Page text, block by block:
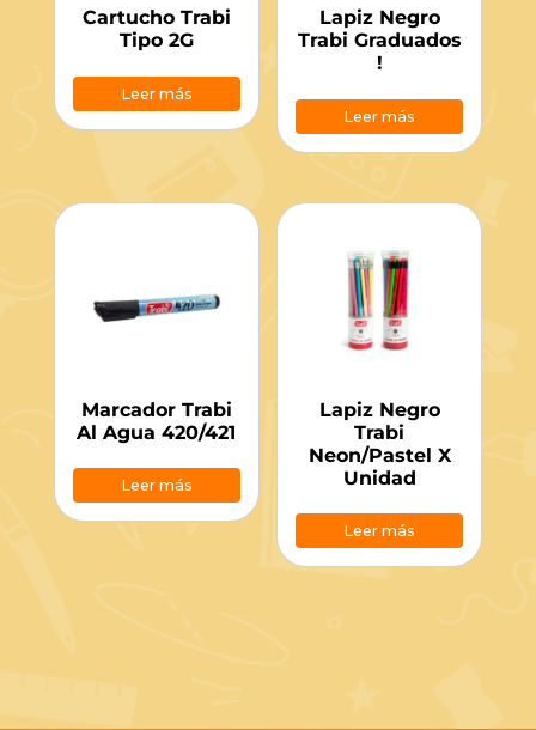
Cartucho Trabi
Tipo 2G
Leer más
Lapiz Negro
Trabi Graduados
!
Leer más
Marcador Trabi
Al Agua 420/421
Leer más
Lapiz Negro
Trabi
Neon/Pastel X
Unidad
Leer más